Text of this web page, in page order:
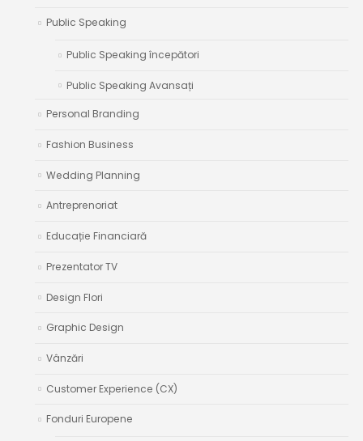
Public Speaking
Public Speaking începători
Public Speaking Avansați
Personal Branding
Fashion Business
Wedding Planning
Antreprenoriat
Educație Financiară
Prezentator TV
Design Flori
Graphic Design
Vânzări
Customer Experience (CX)
Fonduri Europene